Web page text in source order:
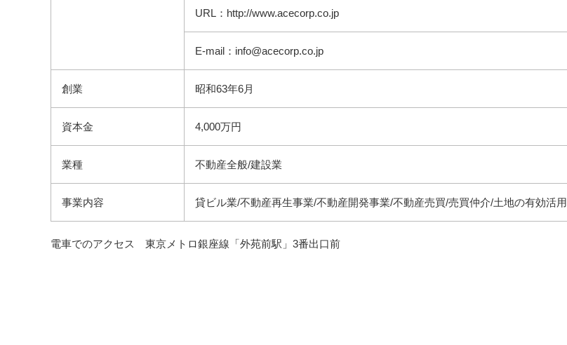
URL：http://www.acecorp.co.jp
E-mail：info@acecorp.co.jp
創業 昭和63年6月
資本金 4,000万円
業種 不動産全般/建設業
事業内容 貸ビル業/不動産再生事業/不動産開発事業/不動産売買/売買仲介/土地の有効活用
電車でのアクセス 東京メトロ銀座線「外苑前駅」3番出口前